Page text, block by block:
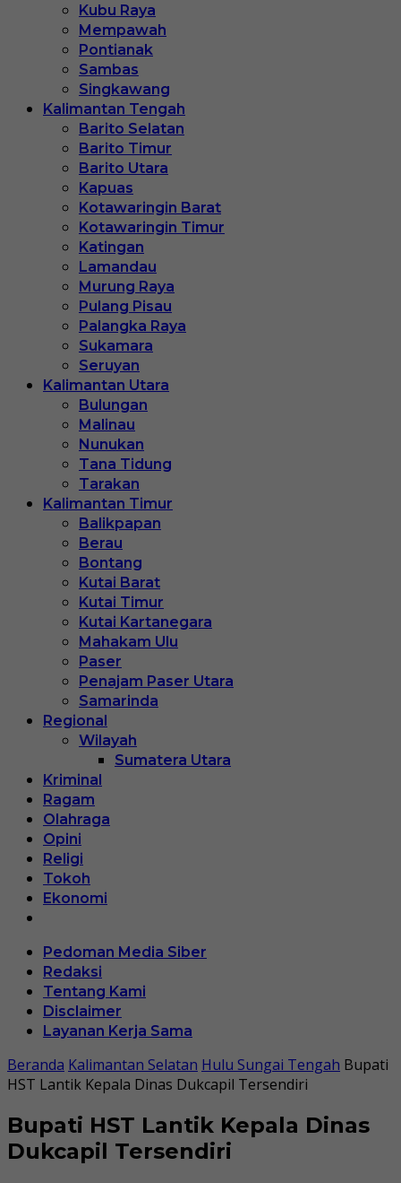
Kubu Raya
Mempawah
Pontianak
Sambas
Singkawang
Kalimantan Tengah
Barito Selatan
Barito Timur
Barito Utara
Kapuas
Kotawaringin Barat
Kotawaringin Timur
Katingan
Lamandau
Murung Raya
Pulang Pisau
Palangka Raya
Sukamara
Seruyan
Kalimantan Utara
Bulungan
Malinau
Nunukan
Tana Tidung
Tarakan
Kalimantan Timur
Balikpapan
Berau
Bontang
Kutai Barat
Kutai Timur
Kutai Kartanegara
Mahakam Ulu
Paser
Penajam Paser Utara
Samarinda
Regional
Wilayah
Sumatera Utara
Kriminal
Ragam
Olahraga
Opini
Religi
Tokoh
Ekonomi
Pedoman Media Siber
Redaksi
Tentang Kami
Disclaimer
Layanan Kerja Sama
Beranda Kalimantan Selatan Hulu Sungai Tengah Bupati
HST Lantik Kepala Dinas Dukcapil Tersendiri
Bupati HST Lantik Kepala Dinas
Dukcapil Tersendiri